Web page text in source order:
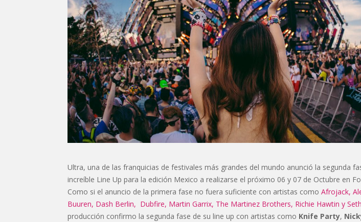
Ultra, una de las franquicias de festivales más grandes del mundo anunció la segunda
increíble Line Up para la edición Mexico a realizarse el próximo 06 y 07 de Octubre en
Como si el anuncio de la primera fase no fuera suficiente con artistas como Afrojack,
Buuren, Dash Berlin, Dubfire, Martin Garrix, The Martinez Brothers, Richie Hawtin y
producción confirmo la segunda fase de su line up con artistas como Knife Party,